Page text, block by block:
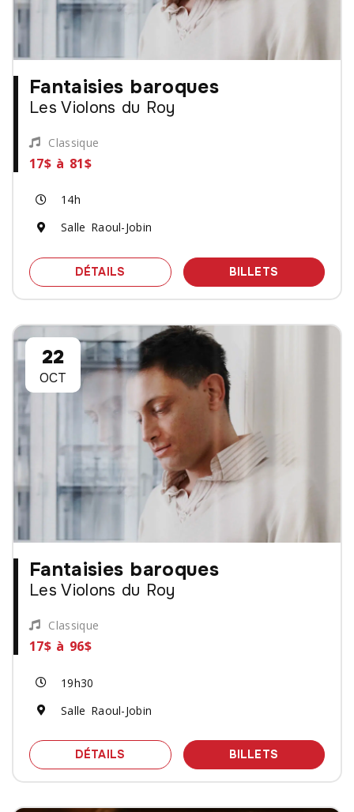
Fantaisies baroques
Les Violons du Roy
Classique
17$ à 81$
14h
Salle Raoul-Jobin
DÉTAILS SPECTACLE FANTAISIES BAROQUES
BILLETS DES
22
OCT
Fantaisies baroques
Les Violons du Roy
Classique
17$ à 96$
19h30
Salle Raoul-Jobin
DÉTAILS SPECTACLE FANTAISIES BAROQUES
BILLETS DES